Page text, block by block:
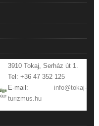
3910 Tokaj, Serház út 1.
Tel: +36 47 352 125
E-mail: info@tokaj-
turizmus.hu